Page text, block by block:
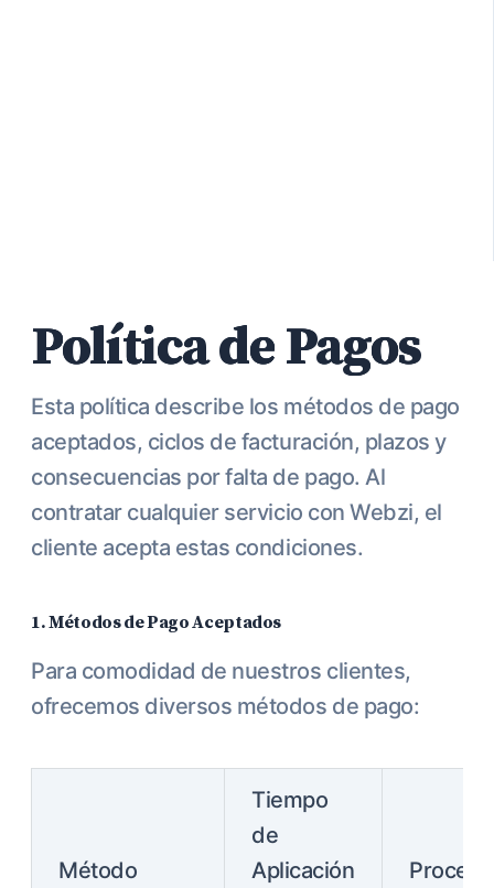
Política de Pagos
Esta política describe los métodos de pago
aceptados, ciclos de facturación, plazos y
consecuencias por falta de pago. Al
contratar cualquier servicio con Webzi, el
cliente acepta estas condiciones.
1. Métodos de Pago Aceptados
Para comodidad de nuestros clientes,
ofrecemos diversos métodos de pago:
Método
Tiempo
de
Aplicación